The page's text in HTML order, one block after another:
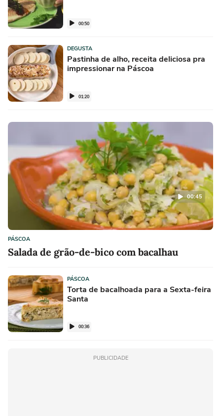
00:50
DEGUSTA
Pastinha de alho, receita deliciosa pra
impressionar na Páscoa
01:20
PÁSCOA
Salada de grão-de-bico com bacalhau
00:45
PÁSCOA
Torta de bacalhoada para a Sexta-feira
Santa
00:36
PUBLICIDADE